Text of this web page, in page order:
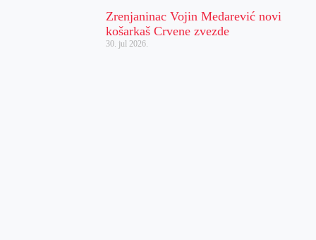
Zrenjaninac Vojin Medarević novi
košarkaš Crvene zvezde
30. jul 2026.